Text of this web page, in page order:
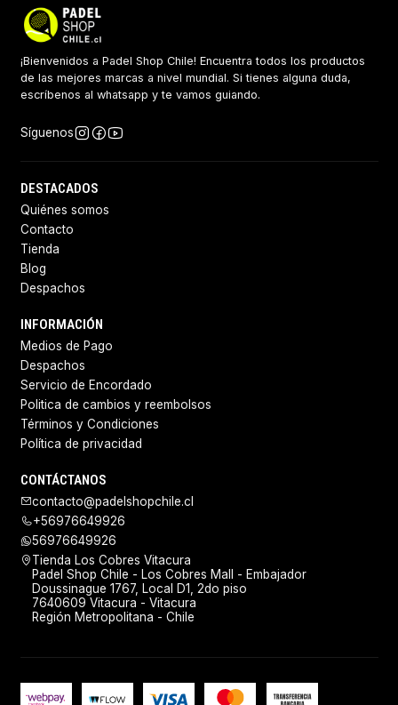
¡Bienvenidos a Padel Shop Chile! Encuentra todos los productos
de las mejores marcas a nivel mundial. Si tienes alguna duda,
escríbenos al whatsapp y te vamos guiando.
Síguenos
DESTACADOS
Quiénes somos
Contacto
Tienda
Blog
Despachos
INFORMACIÓN
Medios de Pago
Despachos
Servicio de Encordado
Politica de cambios y reembolsos
Términos y Condiciones
Política de privacidad
CONTÁCTANOS
contacto@padelshopchile.cl
+56976649926
56976649926
Tienda Los Cobres Vitacura
Padel Shop Chile - Los Cobres Mall - Embajador
Doussinague 1767, Local D1, 2do piso
7640609 Vitacura - Vitacura
Región Metropolitana - Chile